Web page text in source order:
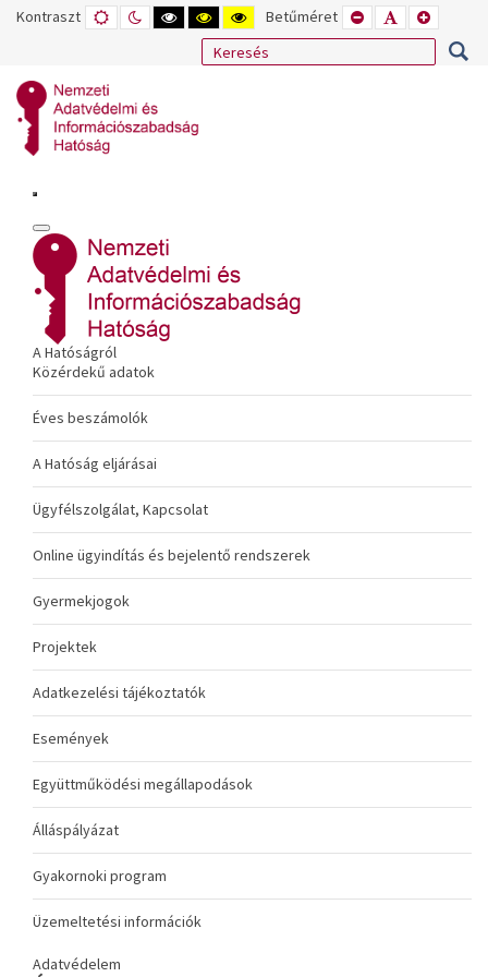
Kontraszt ALAPÉRTELMEZETT
MÓD
ÉJSZAKAI
MÓD
NAGY
KONTRASZTÚ
FEKETE-
FEHÉR
NAGY
KONTRASZTÚ
FEKETE
SÁRGA
NAGY
KONTRASZTÚ
SÁRGA
FEKETE
Betűméret KISEBB
BETŰTÍPUS
BEÁLLÍTÁSA
BETŰMÉRET
BEÁLLÍTÁSA
A Hatóságról
Közérdekű adatok
Éves beszámolók
A Hatóság eljárásai
Ügyfélszolgálat, Kapcsolat
Online ügyindítás és bejelentő rendszerek
Gyermekjogok
Projektek
Adatkezelési tájékoztatók
Események
Együttműködési megállapodások
Álláspályázat
Gyakornoki program
Üzemeltetési információk
Adatvédelem